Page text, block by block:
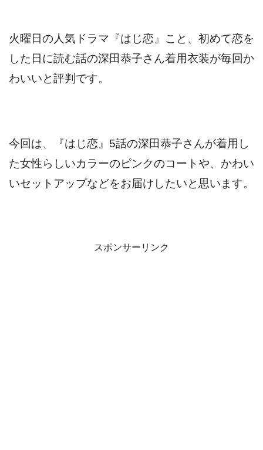
火曜日の人気ドラマ『はじ恋』こと、初めて恋を
した日に読む話の深田恭子さん着用衣装が毎回か
わいいと評判です。
今回は、『はじ恋』5話の深田恭子さんが着用し
た女性らしいカラーのピンクのコートや、かわい
いセットアップなどをお届けしたいと思います。
スポンサーリンク